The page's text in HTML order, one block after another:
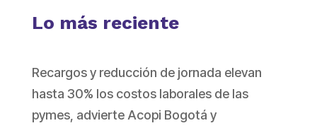
Lo más reciente
Recargos y reducción de jornada elevan
hasta 30% los costos laborales de las
pymes, advierte Acopi Bogotá y